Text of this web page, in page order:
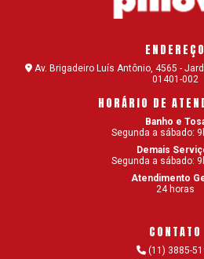
ENDEREÇO
Av. Brigadeiro Luís Antônio, 4565 -
01401-002
HORÁRIO DE
Banho e
Segunda a sábado:
Demais
Segunda a sábado:
Atendimento
24 horas
CONTATO
(11) 3885-